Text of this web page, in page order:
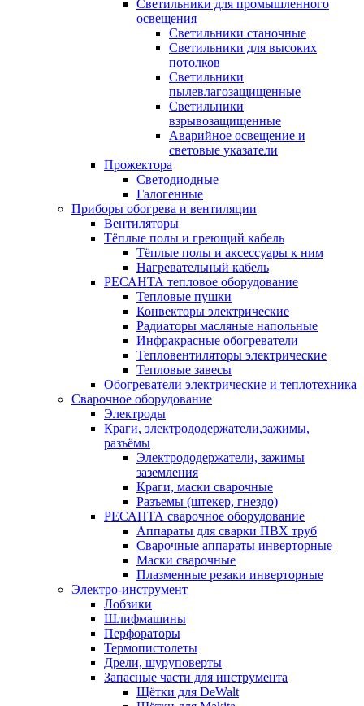
Светильники для промышленного
освещения
Светильники станочные
Светильники для высоких
потолков
Светильники
пылевлагозащищенные
Светильники
взрывозащищенные
Аварийное освещение и
световые указатели
Прожектора
Светодиодные
Галогенные
Приборы обогрева и вентиляции
Вентиляторы
Тёплые полы и греющий кабель
Тёплые полы и аксессуары к ним
Нагревательный кабель
РЕСАНТА тепловое оборудование
Тепловые пушки
Конвекторы электрические
Радиаторы масляные напольные
Инфракрасные обогреватели
Тепловентиляторы электрические
Тепловые завесы
Обогреватели электрические и теплотехника
Сварочное оборудование
Электроды
Краги, электрододержатели,зажимы,
разъёмы
Электрододержатели, зажимы
заземления
Краги, маски сварочные
Разъемы (штекер, гнездо)
РЕСАНТА сварочное оборудование
Аппараты для сварки ПВХ труб
Сварочные аппараты инверторные
Маски сварочные
Плазменные резаки инверторные
Электро-инструмент
Лобзики
Шлифмашины
Перфораторы
Термопистолеты
Дрели, шуруповерты
Запасные части для инструмента
Щётки для DeWalt